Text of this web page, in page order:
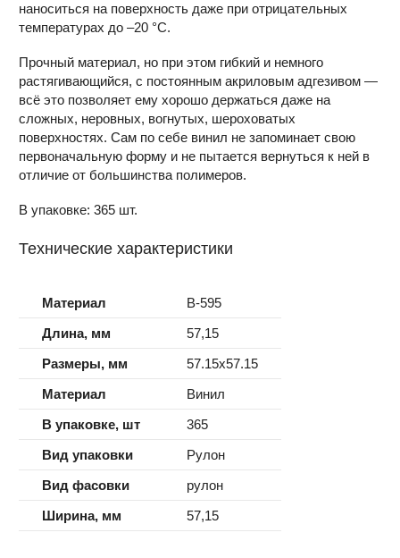
наноситься на поверхность даже при отрицательных
температурах до –20 °С.
Прочный материал, но при этом гибкий и немного
растягивающийся, с постоянным акриловым адгезивом —
всё это позволяет ему хорошо держаться даже на
сложных, неровных, вогнутых, шероховатых
поверхностях. Сам по себе винил не запоминает свою
первоначальную форму и не пытается вернуться к ней в
отличие от большинства полимеров.
В упаковке: 365 шт.
Технические характеристики
Материал
B-595
Длина, мм
57,15
Размеры, мм
57.15x57.15
Материал
Винил
В упаковке, шт
365
Вид упаковки
Рулон
Вид фасовки
рулон
Ширина, мм
57,15